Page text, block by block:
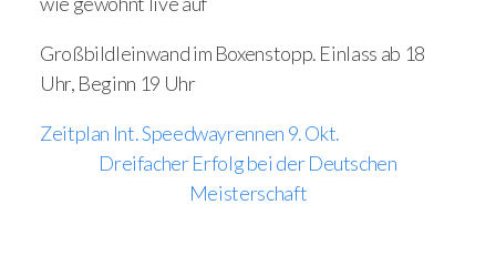
Großbildleinwand im Boxenstopp. Einlass ab 18
Uhr, Beginn 19 Uhr
Zeitplan Int. Speedwayrennen 9. Okt.
Dreifacher Erfolg bei der Deutschen
Meisterschaft